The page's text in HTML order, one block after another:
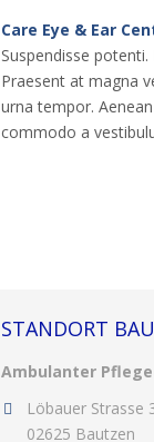
Care Eye & Ear
Suspendisse
Praesent at magna
urna tempor.
commodo a
STANDORT
Ambulanter
Löbauer Strasse
02625 Bautzen